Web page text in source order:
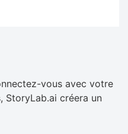
vous avec votre
StoryLab.ai créera un